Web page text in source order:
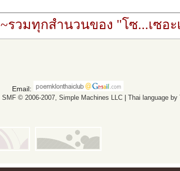
~รวมทุกสำนวนของ "โซ...เซอะ
Email:
SMF © 2006-2007, Simple Machines LLC| Thai language by